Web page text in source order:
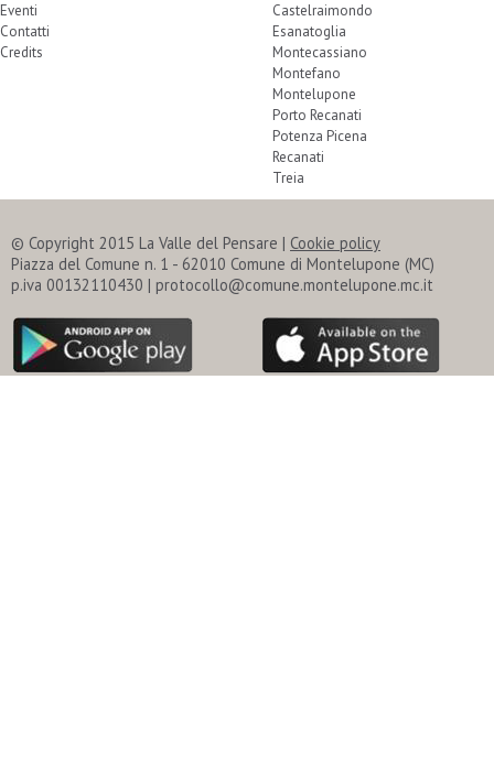
Eventi
Contatti
Credits
Castelraimondo
Esanatoglia
Montecassiano
Montefano
Montelupone
Porto Recanati
Potenza Picena
Recanati
Treia
© Copyright 2015 La Valle del Pensare | Cookie policy
Piazza del Comune n. 1 - 62010 Comune di Montelupone (MC)
p.iva 00132110430 | protocollo@comune.montelupone.mc.it